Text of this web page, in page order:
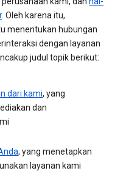
. Oleh karena itu,
menentukan hubungan
dengan layanan
judul topik berikut:
dari kami, yang
dan
, yang menetapkan
layanan kami